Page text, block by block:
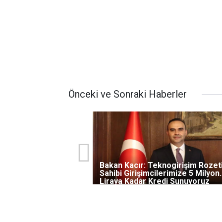
Önceki ve Sonraki Haberler
Bakan Kacır: Teknogirişim
Sahibi Girişimcilerimize 5 Milyon
Liraya Kadar Kredi Sunuyoruz